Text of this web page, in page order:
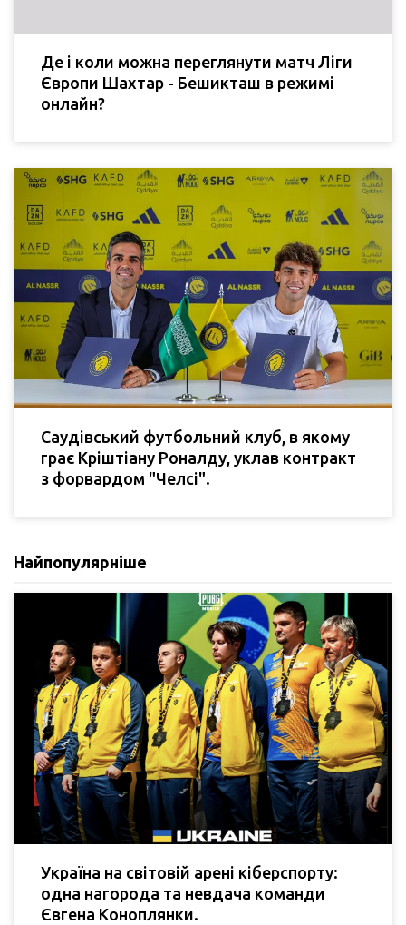
Де і коли можна переглянути матч Ліги
Європи Шахтар - Бешикташ в режимі
онлайн?
Саудівський футбольний клуб, в якому
грає Кріштіану Роналду, уклав контракт
з форвардом "Челсі".
Найпопулярніше
Україна на світовій арені кіберспорту:
одна нагорода та невдача команди
Євгена Коноплянки.